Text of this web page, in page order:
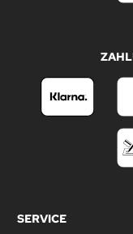
SERVICE